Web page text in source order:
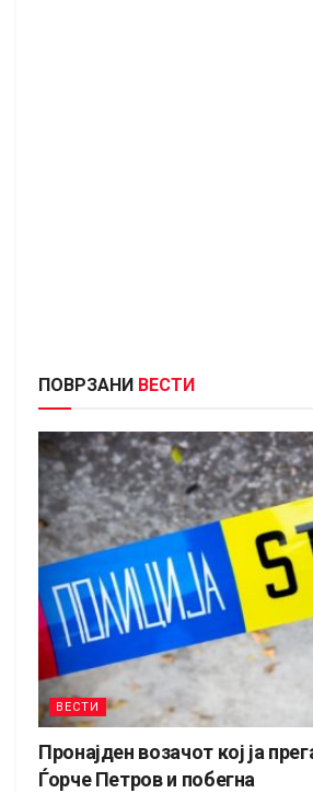
ПОВРЗАНИ ВЕСТИ
ВЕСТИ
Пронајден возачот кој ја
Ѓорче Петров и побегна